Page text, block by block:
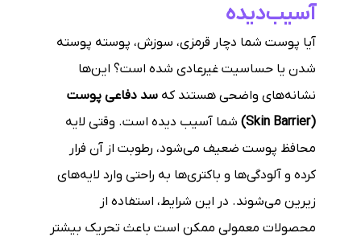
آسیب‌دیده
آیا پوست شما دچار قرمزی، سوزش، پوسته پوسته
شدن یا حساسیت غیرعادی شده است؟ این‌ها
نشانه‌های واضحی هستند که سد دفاعی پوست
(Skin Barrier)
شما آسیب دیده است. وقتی لایه
محافظ پوست ضعیف می‌شود، رطوبت از آن فرار
کرده و آلودگی‌ها و باکتری‌ها به راحتی وارد لایه‌های
زیرین می‌شوند. در این شرایط، استفاده از
محصولات معمولی ممکن است باعث تحریک بیشتر